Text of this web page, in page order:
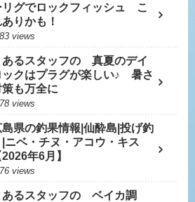
リグでロックフィッシュ こ
りかも！
views
あるスタッフの 真夏のデイ
ックはプラグが楽しい♪ 暑さ
策も万全に
views
島県の釣果情報|仙酔島|投げ釣
|ニベ・チヌ・アコウ・キス
2026年6月】
views
あるスタッフの ベイカ調